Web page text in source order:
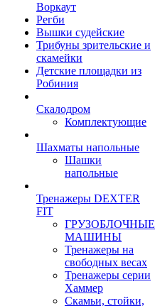
Воркаут
Регби
Вышки судейские
Трибуны зрительские и
скамейки
Детские площадки из
Робиния
Скалодром
Комплектующие
Шахматы напольные
Шашки
напольные
Тренажеры DEXTER
FIT
ГРУЗОБЛОЧНЫЕ
МАШИНЫ
Тренажеры на
свободных весах
Тренажеры серии
Хаммер
Скамьи, стойки,